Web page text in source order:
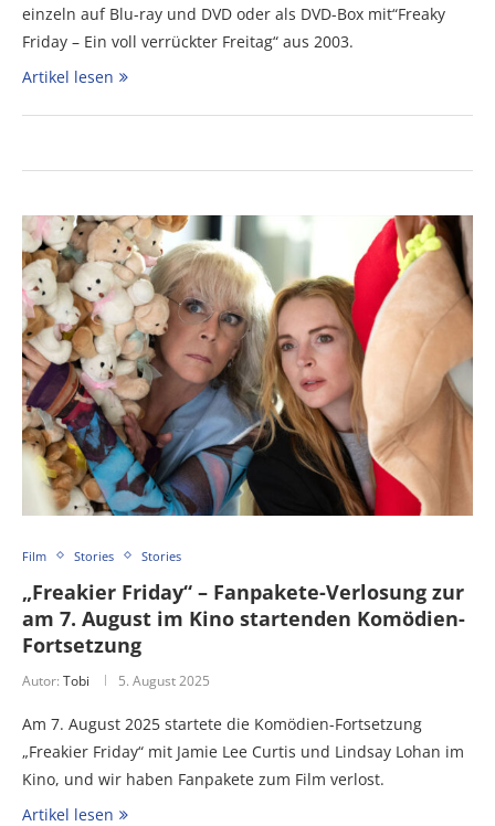
einzeln auf Blu-ray und DVD oder als DVD-Box mit“Freaky
Friday – Ein voll verrückter Freitag“ aus 2003.
Artikel lesen
Film Stories Stories
„Freakier Friday“ – Fanpakete-Verlosung zur
am 7. August im Kino startenden Komödien-
Fortsetzung
Autor: Tobi 5. August 2025
Am 7. August 2025 startete die Komödien-Fortsetzung
„Freakier Friday“ mit Jamie Lee Curtis und Lindsay Lohan im
Kino, und wir haben Fanpakete zum Film verlost.
Artikel lesen